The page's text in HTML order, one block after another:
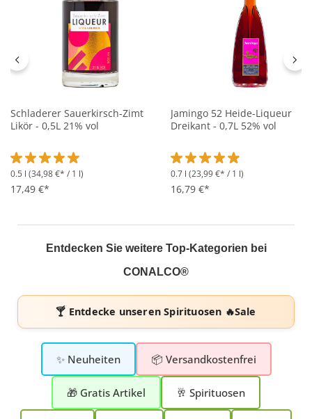
Schladerer Sauerkirsch-Zimt
Likör - 0,5L 21% vol
Durchschnittliche Bewertung von 5 von 5 Sternen
0.5 l (34,98 €* / 1 l)
17,49 €*
Jamingo 52 Heide-Liqueur
Dreikant - 0,7L 52% vol
Durchschnittliche
0.7 l (23,99 €* / 1 l)
16,79 €*
Entdecken Sie weitere Top-Kategorien bei
CONALCO®
🍸 Entdecke unserenSpirituosen 🔥Sale
✨ Neuheiten 📦 Versandkostenfrei
🎁 Gratis Artikel 🥂 Spirituosen